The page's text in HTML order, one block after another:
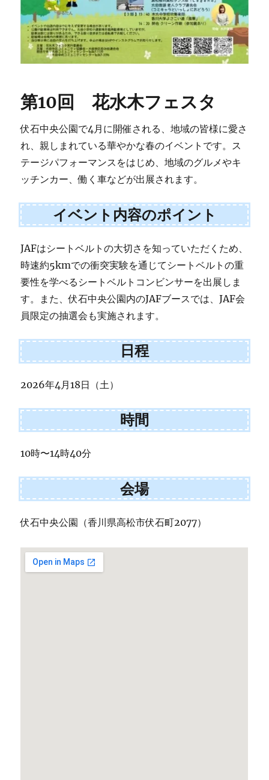
第10回 花水木フェスタ
伏石中央公園で4月に開催される、地域の皆様に愛さ
れ、親しまれている華やかな春のイベントです。ス
テージパフォーマンスをはじめ、地域のグルメやキ
ッチンカー、働く車などが出展されます。
イベント内容のポイント
JAFはシートベルトの大切さを知っていただくため、
時速約5kmでの衝突実験を通じてシートベルトの重
要性を学べるシートベルトコンビンサーを出展しま
す。また、伏石中央公園内のJAFブースでは、JAF会
員限定の抽選会も実施されます。
日程
2026年4月18日（土）
時間
10時〜14時40分
会場
伏石中央公園（香川県高松市伏石町2077）